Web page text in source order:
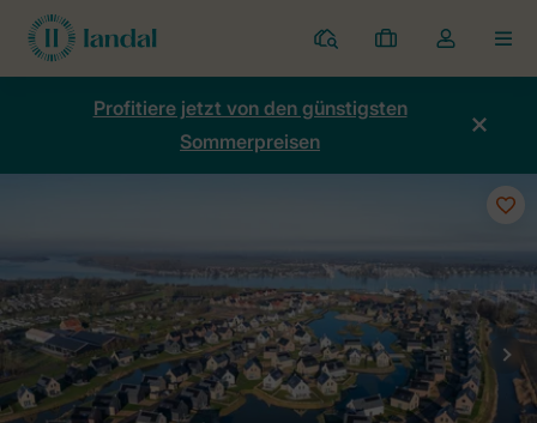
Ferienparks
Meine
Buchungen
Dropdown-
Menü
Kontos
Profitiere jetzt von den günstigsten
Sommerpreisen